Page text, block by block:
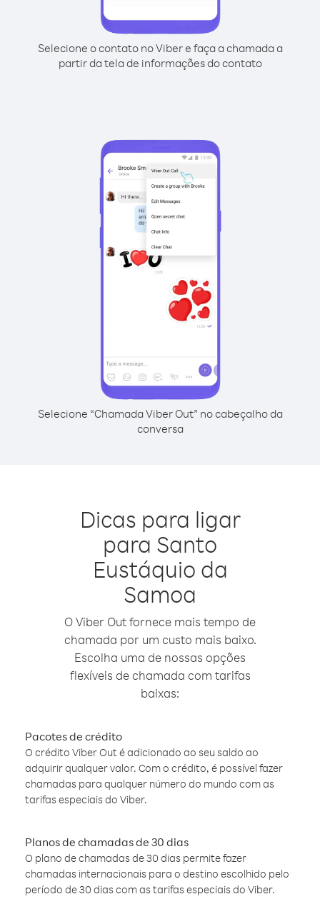
Selecione o contato no Viber e faça a chamada a
partir da tela de informações do contato
Selecione “Chamada Viber Out” no cabeçalho da
conversa
Dicas para ligar
para Santo
Eustáquio da
Samoa
O Viber Out fornece mais tempo de
chamada por um custo mais baixo.
Escolha uma de nossas opções
flexíveis de chamada com tarifas
baixas:
Pacotes de crédito
O crédito Viber Out é adicionado ao seu saldo ao
adquirir qualquer valor. Com o crédito, é possível fazer
chamadas para qualquer número do mundo com as
tarifas especiais do Viber.
Planos de chamadas de 30 dias
O plano de chamadas de 30 dias permite fazer
chamadas internacionais para o destino escolhido pelo
período de 30 dias com as tarifas especiais do Viber.